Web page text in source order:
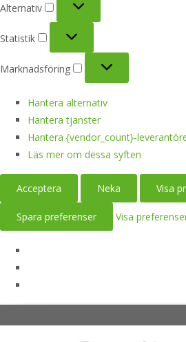
Alternativ
Statistik
Marknadsföring
Hantera alternativ
Hantera tjänster
Hantera {vendor_count}-
Läs mer om dessa syften
Acceptera Neka Visa
Spara preferenser Visa